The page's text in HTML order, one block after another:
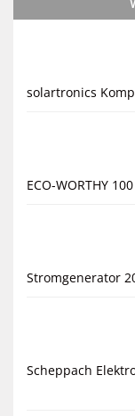
solartronics
ECO-WORTHY
Stromgenerator
Scheppach